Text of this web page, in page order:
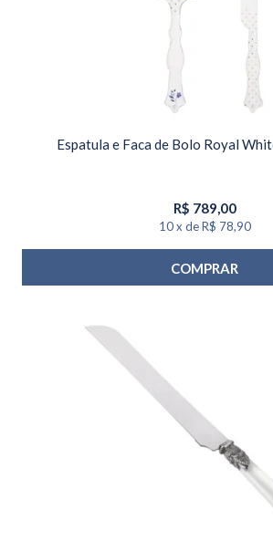
Espatula e Faca de Bolo Royal
R$ 789,00
10 x de R$ 78,90
COMPRAR